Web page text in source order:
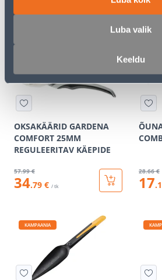
Luba valik
Keeldu
2.79 € / tk 28
OKSAKÄÄRID GARDENA
COMFORT 25MM
REGULEERITAV KÄEPIDE
57.99 €
34.79 € / tk
28.66 €
17
KAMPAANIA